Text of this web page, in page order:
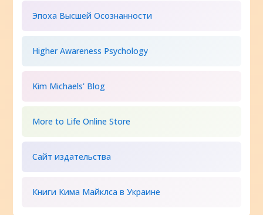
Эпоха Высшей Осознанности
Higher Awareness Psychology
Kim Michaels' Blog
More to Life Online Store
Сайт издательства
Книги Кима Майклса в Украине